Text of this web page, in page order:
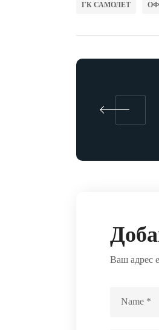
ГК САМОЛЕТ
Ваш адрес